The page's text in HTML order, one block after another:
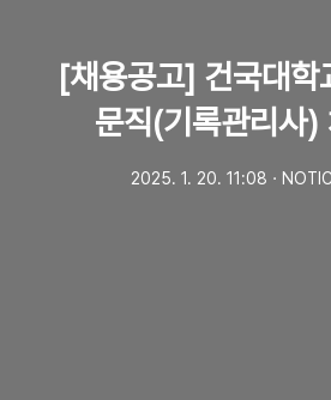
[채용공고] 건국대학
문직(기록관리사)
2025. 1. 20. 11:08 ㆍ